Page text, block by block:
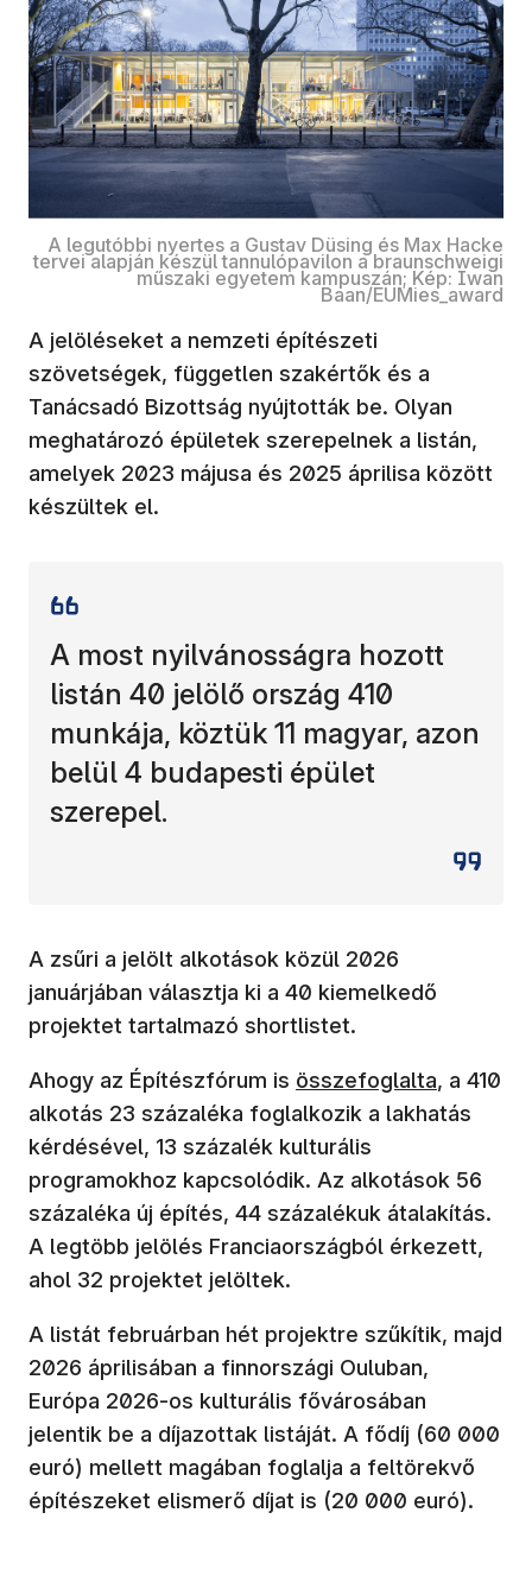
A legutóbbi nyertes a Gustav Düsing és Max Hacke
tervei alapján készül tannulópavilon a braunschweigi
műszaki egyetem kampuszán; Kép: Iwan
Baan/EUMies_award
A jelöléseket a nemzeti építészeti
szövetségek, független szakértők és a
Tanácsadó Bizottság nyújtották be. Olyan
meghatározó épületek szerepelnek a listán,
amelyek 2023 májusa és 2025 áprilisa között
készültek el.
A most nyilvánosságra hozott
listán 40 jelölő ország 410
munkája, köztük 11 magyar, azon
belül 4 budapesti épület
szerepel.
A zsűri a jelölt alkotások közül 2026
januárjában választja ki a 40 kiemelkedő
projektet tartalmazó shortlistet.
Ahogy az Építészfórum is (új ablakban nyílik meg)
összefoglalta, a 410
alkotás 23 százaléka foglalkozik a lakhatás
kérdésével, 13 százalék kulturális
programokhoz kapcsolódik. Az alkotások 56
százaléka új építés, 44 százalékuk átalakítás.
A legtöbb jelölés Franciaországból érkezett,
ahol 32 projektet jelöltek.
A listát februárban hét projektre szűkítik, majd
2026 áprilisában a finnországi Ouluban,
Európa 2026-os kulturális fővárosában
jelentik be a díjazottak listáját. A fődíj (60 000
euró) mellett magában foglalja a feltörekvő
építészeket elismerő díjat is (20 000 euró).